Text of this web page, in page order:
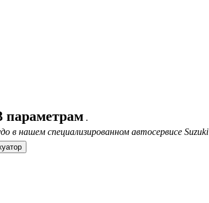
.
в нашем специализированном автосервисе Suzuki
эвакуатор